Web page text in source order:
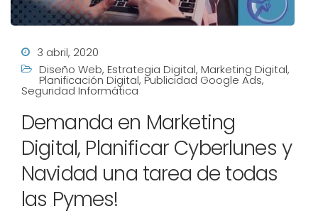
3 abril, 2020
Diseño Web, Estrategia Digital, Marketing Digital,
Planificación Digital, Publicidad Google Ads,
Seguridad Informática
Demanda en Marketing
Digital, Planificar Cyberlunes y
Navidad una tarea de todas
las Pymes!